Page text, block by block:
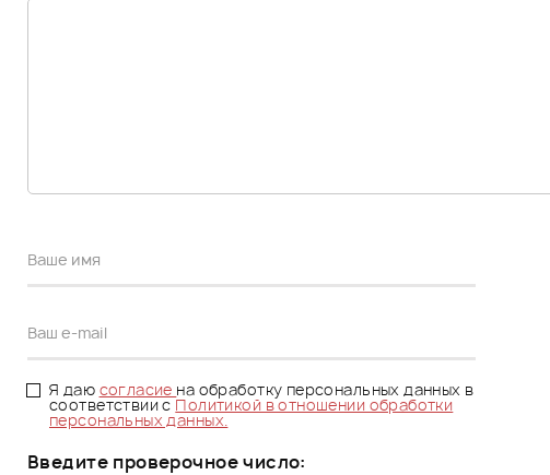
Я даю согласие на обработку персональных данных в
соответствии сПолитикой в отношении обработки
персональных данных.
Введите проверочное число: